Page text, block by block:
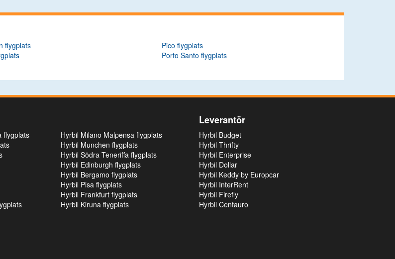
flygplats
Pico flygplats
Porto Santo flygplats
flygplats
Hyrbil Milano Malpensa flygplats
Hyrbil Munchen flygplats
Hyrbil Södra Teneriffa flygplats
Hyrbil Edinburgh flygplats
Hyrbil Bergamo flygplats
Hyrbil Pisa flygplats
Hyrbil Frankfurt flygplats
Hyrbil Kiruna flygplats
Leverantör
Hyrbil Budget
Hyrbil Thrifty
Hyrbil Enterprise
Hyrbil Dollar
Hyrbil Keddy by Europcar
Hyrbil InterRent
Hyrbil Firefly
Hyrbil Centauro